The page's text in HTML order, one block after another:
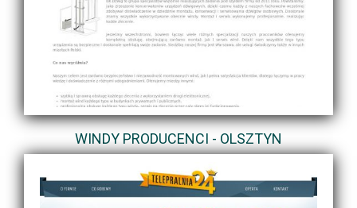
WINDY PRODUCENCI - OLSZTYN